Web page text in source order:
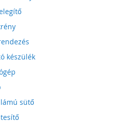
készülék
sütő